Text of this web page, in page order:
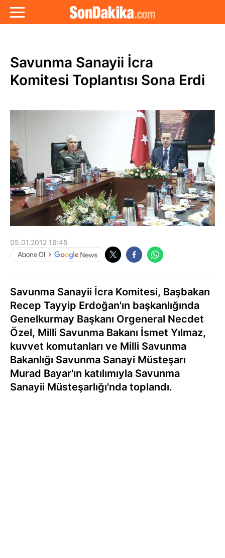
Savunma Sanayii İcra
Komitesi Toplantısı Sona Erdi
05.01.2012 16:45
Savunma Sanayii İcra Komitesi, Başbakan
Recep Tayyip Erdoğan'ın başkanlığında
Genelkurmay Başkanı Orgeneral Necdet
Özel, Milli Savunma Bakanı İsmet Yılmaz,
kuvvet komutanları ve Milli Savunma
Bakanlığı Savunma Sanayi Müsteşarı
Murad Bayar'ın katılımıyla Savunma
Sanayii Müsteşarlığı'nda toplandı.